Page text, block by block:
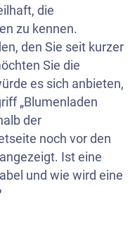
die
zu kennen.
den Sie seit kurzer
Sie die
es sich anbieten,
„Blumenladen
der
noch vor den
Ist eine
und wie wird eine